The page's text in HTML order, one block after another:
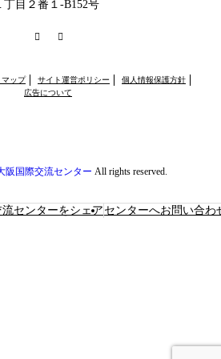
目２番１-B152号
Facebook
マップ サイト運営ポリシー
個人情報保護方針
広告について
国際交流センター All rights reserved.
センターをシェアセンターへお問い合わ